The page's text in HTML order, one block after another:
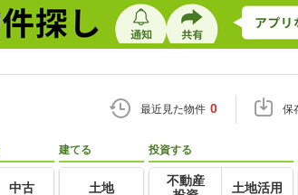
最近見た物件 0 保
中古
建てる
土地
投資する
不動産
土地活用